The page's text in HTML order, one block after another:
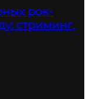
рок-
стриминг,